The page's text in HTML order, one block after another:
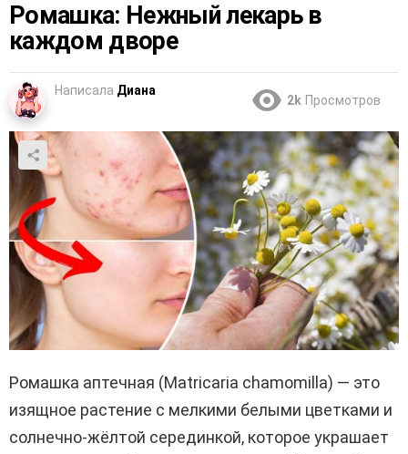
Ромашка: Нежный лекарь в
каждом дворе
Написала Диана
2k Просмотров
Ромашка аптечная (Matricaria chamomilla) — это
изящное растение с мелкими белыми цветками и
солнечно-жёлтой серединкой, которое украшает